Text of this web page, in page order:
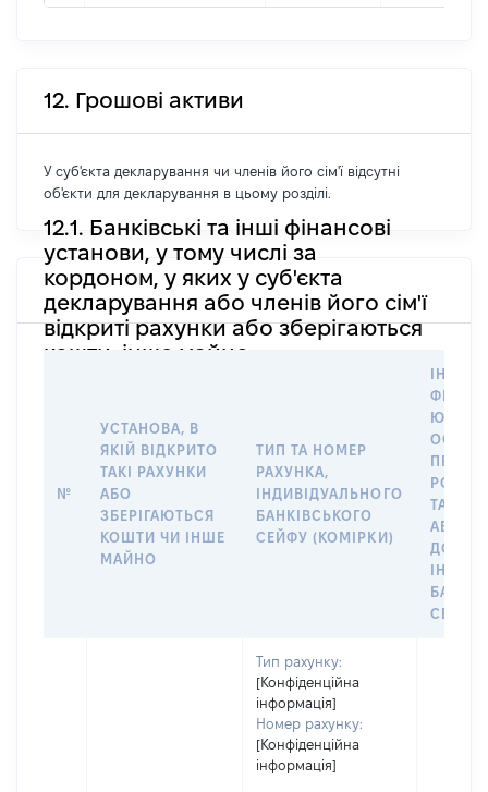
12. Грошові активи
У суб'єкта декларування чи членів його сім'ї відсутні
об'єкти для декларування в цьому розділі.
12.1. Банківські та інші фінансові
установи, у тому числі за
кордоном, у яких у суб'єкта
декларування або членів його сім'ї
відкриті рахунки або зберігаються
кошти, інше майно
№
УСТАНОВА, В
ЯКІЙ ВІДКРИТО
ТАКІ РАХУНКИ
АБО
ЗБЕРІГАЮТЬСЯ
КОШТИ ЧИ ІНШЕ
МАЙНО
ТИП ТА НОМЕР
РАХУНКА,
ІНДИВІДУАЛЬНОГО
БАНКІВСЬКОГО
СЕЙФУ (КОМІРКИ)
ПРАВО
ТАКИМ
АБО
ДО
СЕЙФУ
Тип рахунку:
[Конфіденційна
інформація]
Номер рахунку:
[Конфіденційна
інформація]